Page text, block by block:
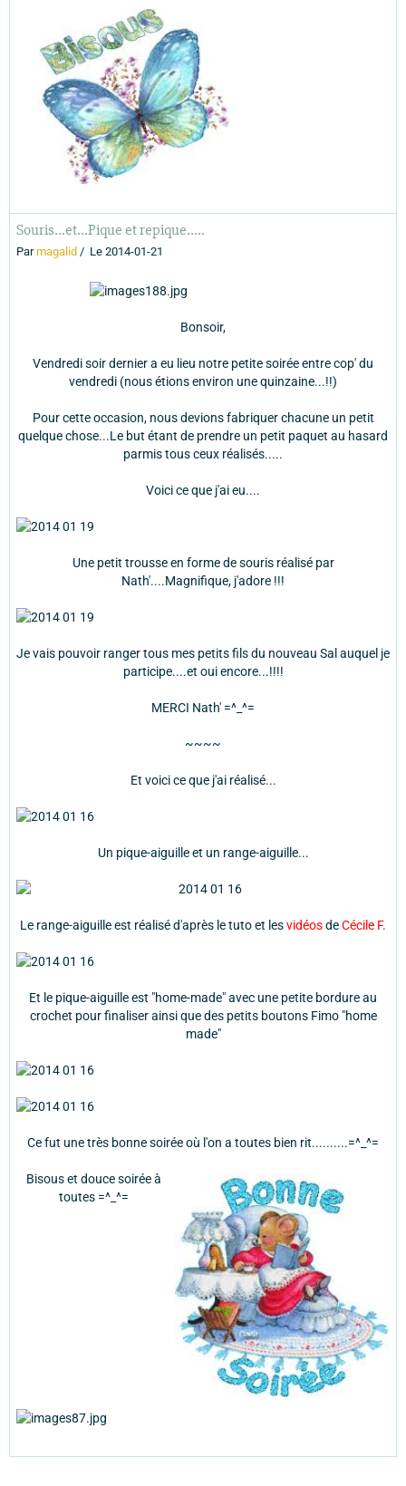
Souris...et...Pique et repique.....
Parmagalid Le 2014-01-21
Bonsoir,
Vendredi soir dernier a eu lieu notre petite soirée entre cop' du
vendredi (nous étions environ une quinzaine...!!)
Pour cette occasion, nous devions fabriquer chacune un petit
quelque chose...Le but étant de prendre un petit paquet au hasard
parmis tous ceux réalisés.....
Voici ce que j'ai eu....
Une petit trousse en forme de souris réalisé par
Nath'....Magnifique, j'adore !!!
Je vais pouvoir ranger tous mes petits fils du nouveau Sal auquel je
participe....et oui encore...!!!!
MERCI Nath' =^_^=
~~~~
Et voici ce que j'ai réalisé...
Un pique-aiguille et un range-aiguille...
Le range-aiguille est réalisé d'après le tuto et lesvidéosdeCécile F.
Et le pique-aiguille est "home-made" avec une petite bordure au
crochet pour finaliser ainsi que des petits boutons Fimo "home
made"
Ce fut une très bonne soirée où l'on a toutes bien rit..........=^_^=
Bisous et douce soirée à
toutes =^_^=